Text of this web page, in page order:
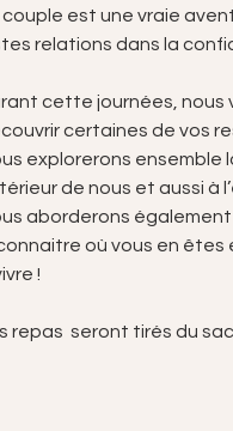
couple est une vraie
relations dans la
cette journées, nous
certaines de vos
explorerons ensemble
de nous et aussi à
aborderons
où vous en êtes
!
repas  seront tirés du